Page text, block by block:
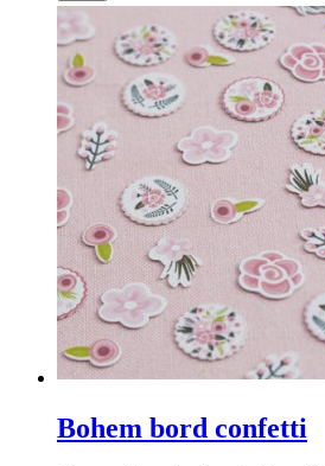
Bohem bord confetti